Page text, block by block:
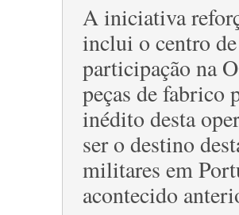
A iniciativa
inclui o centro
participação na
peças de fabrico
inédito desta
ser o destino
militares em
acontecido